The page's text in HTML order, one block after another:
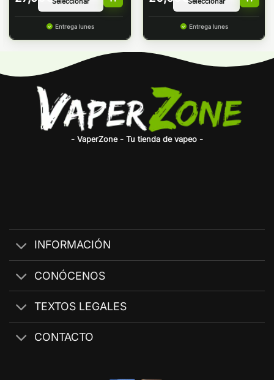
Entrega lunes Entrega lunes
- VaperZone - Tu tienda de vapeo -
INFORMACIÓN
CONÓCENOS
TEXTOS LEGALES
CONTACTO